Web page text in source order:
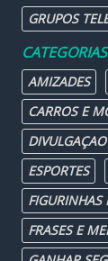
GRUPOS
CATEGORIAS
AMIZADES
CARROS E
DIVULGAÇAO
ESPORTES
FIGURINHAS
FRASES E